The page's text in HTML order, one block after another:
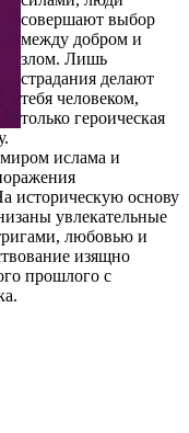
совершают выбор
между добром и
злом. Лишь
страдания делают
тебя человеком,
только героическая
ислама и
историческую основу
увлекательные
любовью и
изящно
прошлого с